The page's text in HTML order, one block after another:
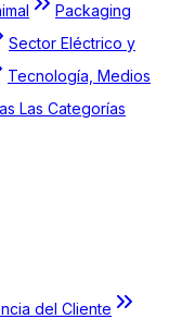
Packaging
Sector Eléctrico y
Tecnología, Medios
Las Categorías
del Cliente